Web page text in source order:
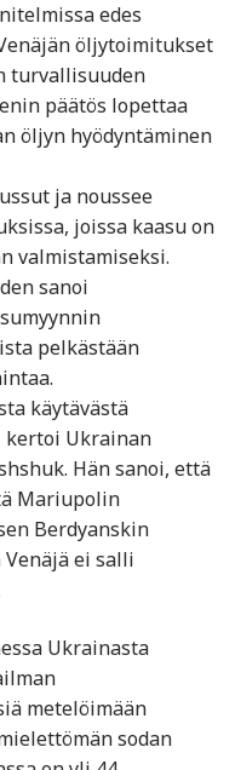
edes
öljytoimitukset
turvallisuuden
päätös lopettaa
öljyn hyödyntäminen
ja noussee
joissa kaasu on
valmistamiseksi.
sanoi
pelkästään
käytävästä
Ukrainan
Hän sanoi, että
Mariupolin
Berdyanskin
ei salli
Ukrainasta
metelöimään
sodan